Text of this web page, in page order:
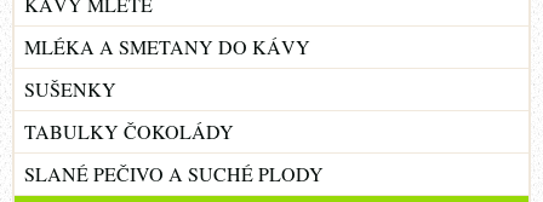
MLÉKA A SMETANY DO KÁVY
SUŠENKY
TABULKY ČOKOLÁDY
SLANÉ PEČIVO A SUCHÉ PLODY